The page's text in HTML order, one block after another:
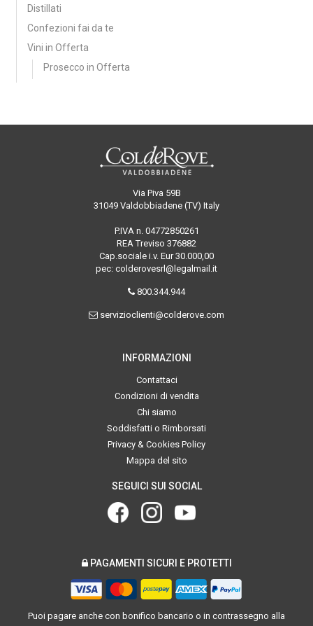
Distillati
Confezioni fai da te
Vini in Offerta
Prosecco in Offerta
Via Piva 59B
31049 Valdobbiadene (TV) Italy
P.IVA n. 04772850261
REA Treviso 376882
Cap.sociale i.v. Eur 30.000,00
pec: colderovesrl@legalmail.it
800.344.944
servizioclienti@colderove.com
INFORMAZIONI
Contattaci
Condizioni di vendita
Chi siamo
Soddisfatti o Rimborsati
Privacy & Cookies Policy
Mappa del sito
SEGUICI SUI SOCIAL
PAGAMENTI SICURI E PROTETTI
Puoi pagare anche con bonifico bancario o in contrassegno alla